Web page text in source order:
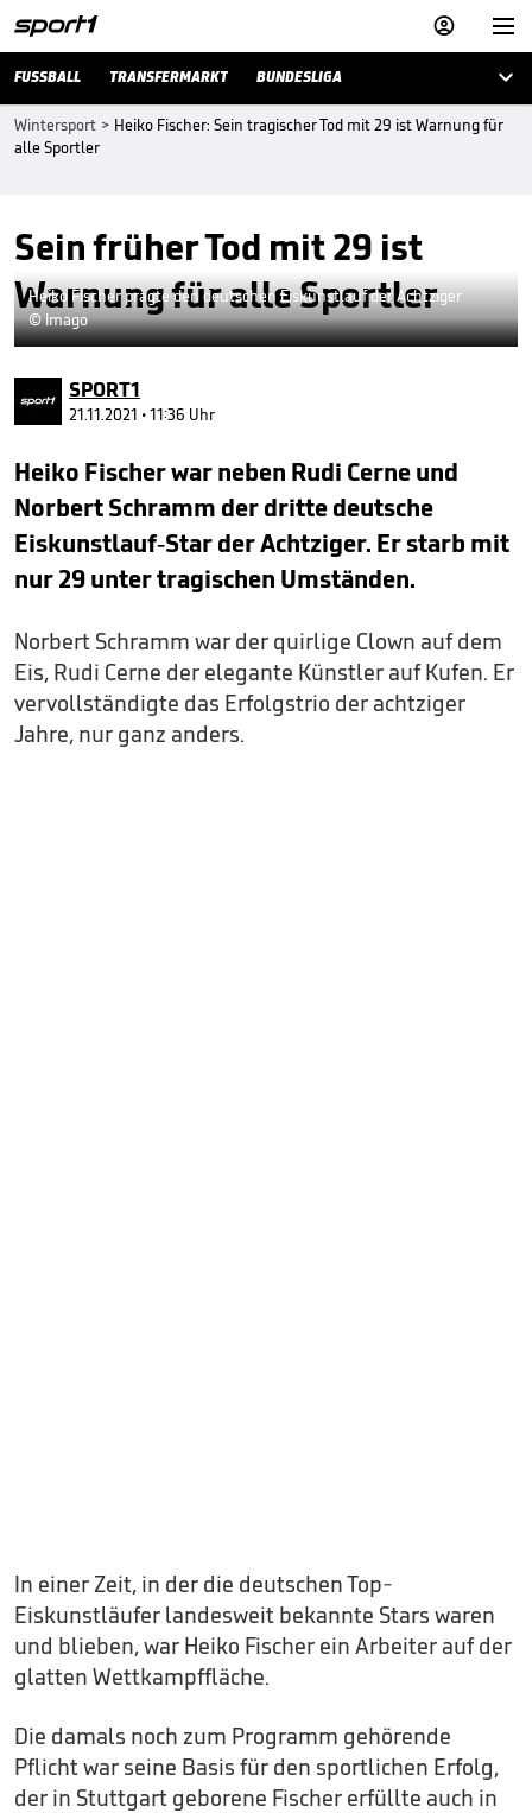


FUSSBALL TRANSFERMARKT BUNDESLIGA 
Wintersport > Heiko Fischer: Sein tragischer Tod mit 29 ist Warnung für
alle Sportler
Sein früher Tod mit 29 ist
Warnung für alle Sportler
Heiko Fischer prägte den deutschen Eiskunstlauf der Achtziger
© Imago
SPORT1
21.11.2021 • 11:36 Uhr
Heiko Fischer war neben Rudi Cerne und
Norbert Schramm der dritte deutsche
Eiskunstlauf-Star der Achtziger. Er starb mit
nur 29 unter tragischen Umständen.
Norbert Schramm war der quirlige Clown auf dem
Eis, Rudi Cerne der elegante Künstler auf Kufen. Er
vervollständigte das Erfolgstrio der achtziger
Jahre, nur ganz anders.
In einer Zeit, in der die deutschen Top-
Eiskunstläufer landesweit bekannte Stars waren
und blieben, war Heiko Fischer ein Arbeiter auf der
glatten Wettkampffläche.
Die damals noch zum Programm gehörende
Pflicht war seine Basis für den sportlichen Erfolg,
der in Stuttgart geborene Fischer erfüllte auch in